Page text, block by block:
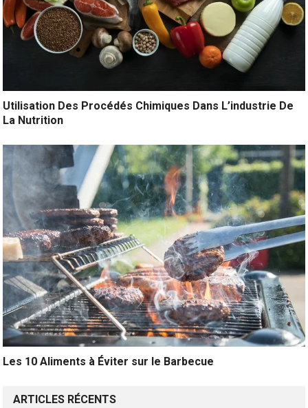
Utilisation Des Procédés Chimiques Dans L’industrie De
La Nutrition
Les 10 Aliments à Éviter sur le Barbecue
ARTICLES RÉCENTS